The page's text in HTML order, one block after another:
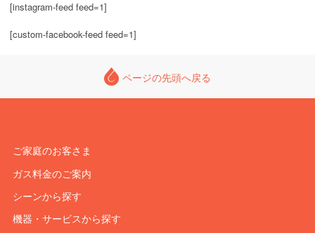
[instagram-feed feed=1]
[custom-facebook-feed feed=1]
ページの先頭へ戻る
ご家庭のお客さま
ガス料金のご案内
シーンから探す
機器・サービスから探す